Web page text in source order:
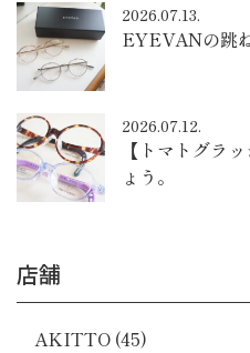
2026.07.13.
EYEVANの跳
2026.07.12.
【トマトグラ
ょう。
店舗
AKITTO (45)